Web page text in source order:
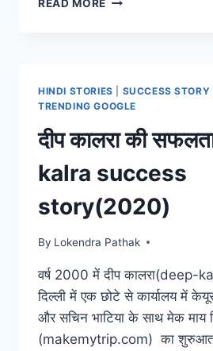
READ MORE
नेत्रहीनता
चुनौती
बने
प्रथम
प्रयास
में
IAS
HINDI STORIES SUCCESS
TRENDING GOOGLE
दीप कालरा की
kalra success
story(2020)
By Lokendra Pathak
वर्ष 2000 में दीप कालरा(deep-
दिल्ली में एक छोटे से कार्यालय में
और सचिन भाटिया के साथ मेक माय
(makemytrip.com) का